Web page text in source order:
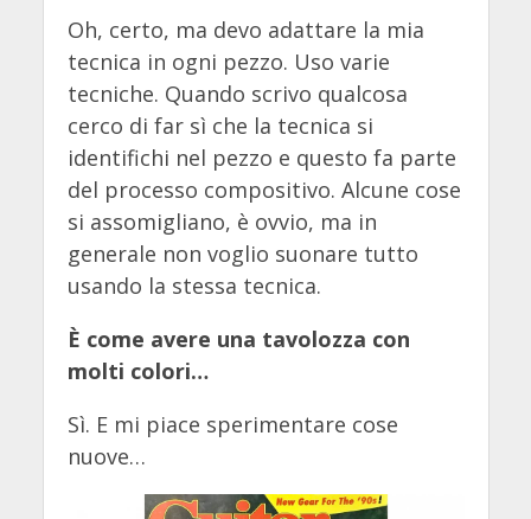
Oh, certo, ma devo adattare la mia
tecnica in ogni pezzo. Uso varie
tecniche. Quando scrivo qualcosa
cerco di far sì che la tecnica si
identifichi nel pezzo e questo fa parte
del processo compositivo. Alcune cose
si assomigliano, è ovvio, ma in
generale non voglio suonare tutto
usando la stessa tecnica.
È come avere una tavolozza con
molti colori…
Sì. E mi piace sperimentare cose
nuove…